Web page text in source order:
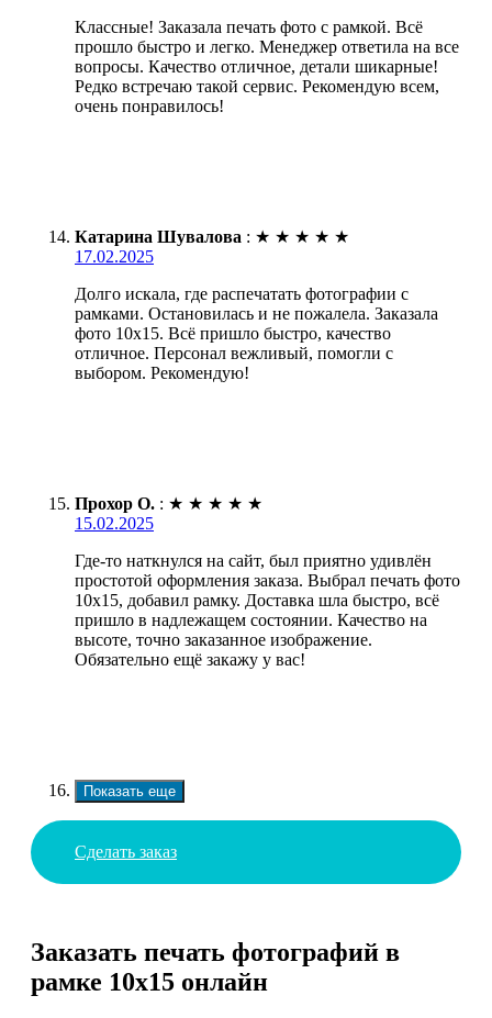
Классные! Заказала печать фото с рамкой. Всё
прошло быстро и легко. Менеджер ответила на все
вопросы. Качество отличное, детали шикарные!
Редко встречаю такой сервис. Рекомендую всем,
очень понравилось!
Катарина Шувалова : ★ ★ ★ ★ ★
17.02.2025
Долго искала, где распечатать фотографии с
рамками. Остановилась и не пожалела. Заказала
фото 10х15. Всё пришло быстро, качество
отличное. Персонал вежливый, помогли с
выбором. Рекомендую!
Прохор О. : ★ ★ ★ ★ ★
15.02.2025
Где-то наткнулся на сайт, был приятно удивлён
простотой оформления заказа. Выбрал печать фото
10х15, добавил рамку. Доставка шла быстро, всё
пришло в надлежащем состоянии. Качество на
высоте, точно заказанное изображение.
Обязательно ещё закажу у вас!
Показать еще
Сделать заказ
Заказать печать фотографий в
рамке 10х15 онлайн